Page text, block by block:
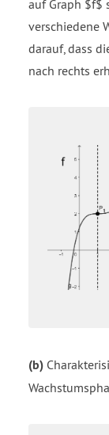
auf Graph $f$
verschiedene
darauf, dass
nach rechts
(b)
Fehlerbeschreibung